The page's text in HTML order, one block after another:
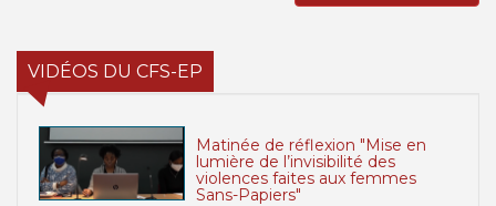
VIDÉOS DU CFS-EP
Matinée de réflexion "Mise en
lumière de l’invisibilité des
violences faites aux femmes
Sans-Papiers"